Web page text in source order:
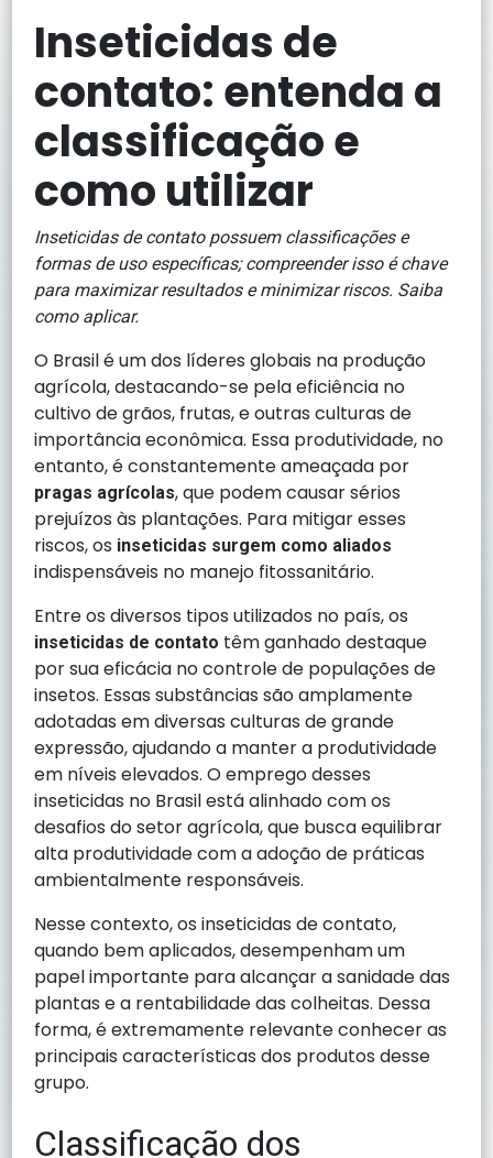
Inseticidas de
contato: entenda a
classificação e
como utilizar
Inseticidas de contato possuem classificações e
formas de uso específicas; compreender isso é chave
para maximizar resultados e minimizar riscos. Saiba
como aplicar.
O Brasil é um dos líderes globais na produção
agrícola, destacando-se pela eficiência no
cultivo de grãos, frutas, e outras culturas de
importância econômica. Essa produtividade, no
entanto, é constantemente ameaçada por
pragas agrícolas, que podem causar sérios
prejuízos às plantações. Para mitigar esses
riscos, os inseticidas surgem como aliados
indispensáveis no manejo fitossanitário.
Entre os diversos tipos utilizados no país, os
inseticidas de contato têm ganhado destaque
por sua eficácia no controle de populações de
insetos. Essas substâncias são amplamente
adotadas em diversas culturas de grande
expressão, ajudando a manter a produtividade
em níveis elevados. O emprego desses
inseticidas no Brasil está alinhado com os
desafios do setor agrícola, que busca equilibrar
alta produtividade com a adoção de práticas
ambientalmente responsáveis.
Nesse contexto, os inseticidas de contato,
quando bem aplicados, desempenham um
papel importante para alcançar a sanidade das
plantas e a rentabilidade das colheitas. Dessa
forma, é extremamente relevante conhecer as
principais características dos produtos desse
grupo.
Classificação dos